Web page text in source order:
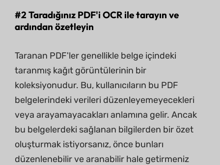
#2 Taradığınız PDF'i OCR ile tarayın ve
ardından özetleyin
Taranan PDF'ler genellikle belge içindeki
taranmış kağıt görüntülerinin bir
koleksiyonudur. Bu, kullanıcıların bu PDF
belgelerindeki verileri düzenleyemeyecekleri
veya arayamayacakları anlamına gelir. Ancak
bu belgelerdeki sağlanan bilgilerden bir özet
oluşturmak istiyorsanız, önce bunları
düzenlenebilir ve aranabilir hale getirmeniz